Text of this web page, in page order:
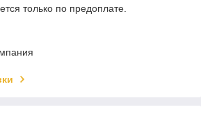
только по предоплате.